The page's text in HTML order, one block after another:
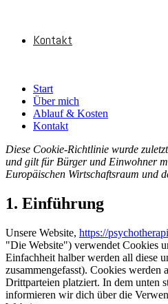
Kontakt
Start
Über mich
Ablauf & Kosten
Kontakt
Diese Cookie-Richtlinie wurde
und gilt für Bürger und Einwohner
Europäischen Wirtschaftsraum und
1. Einführung
Unsere Website, https://
"Die Website") verwendet Cookies
Einfachheit halber werden all diese
zusammengefasst). Cookies werden
Drittparteien platziert. In dem unten
informieren wir dich über die